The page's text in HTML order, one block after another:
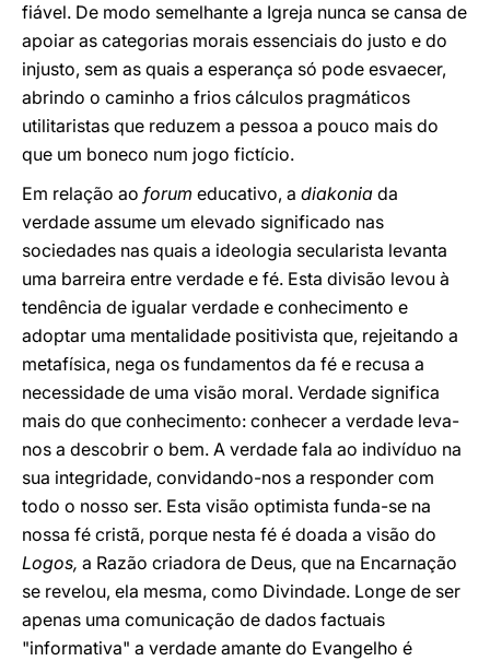
fiável. De modo semelhante a Igreja nunca se cansa de
apoiar as categorias morais essenciais do justo e do
injusto, sem as quais a esperança só pode esvaecer,
abrindo o caminho a frios cálculos pragmáticos
utilitaristas que reduzem a pessoa a pouco mais do
que um boneco num jogo fictício.
Em relação ao forum educativo, a diakonia da
verdade assume um elevado significado nas
sociedades nas quais a ideologia secularista levanta
uma barreira entre verdade e fé. Esta divisão levou à
tendência de igualar verdade e conhecimento e
adoptar uma mentalidade positivista que, rejeitando a
metafísica, nega os fundamentos da fé e recusa a
necessidade de uma visão moral. Verdade significa
mais do que conhecimento: conhecer a verdade leva-
nos a descobrir o bem. A verdade fala ao indivíduo na
sua integridade, convidando-nos a responder com
todo o nosso ser. Esta visão optimista funda-se na
nossa fé cristã, porque nesta fé é doada a visão do
Logos, a Razão criadora de Deus, que na Encarnação
se revelou, ela mesma, como Divindade. Longe de ser
apenas uma comunicação de dados factuais
"informativa" a verdade amante do Evangelho é